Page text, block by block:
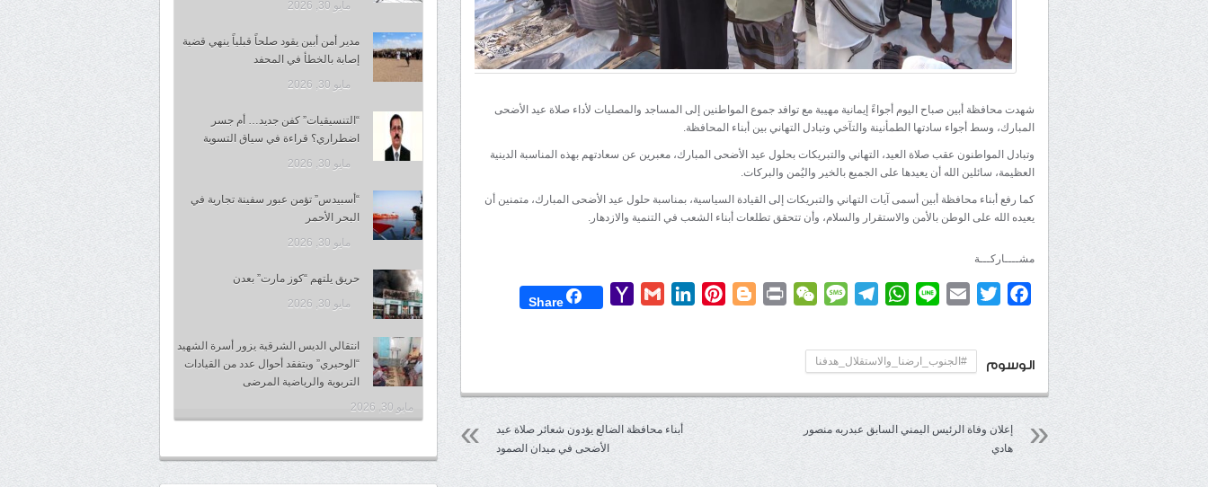
شهدت محافظة أبين صباح اليوم أجواءً إيمانية مهيبة مع توافد جموع المواطنين إلى المساجد والمصليات لأداء صلاة عيد الأضحى
المبارك، وسط أجواء سادتها الطمأنينة والتآخي وتبادل التهاني بين أبناء المحافظة.
وتبادل المواطنون عقب صلاة العيد، التهاني والتبريكات بحلول عيد الأضحى المبارك، معبرين عن سعادتهم بهذه المناسبة الدينية
العظيمة، سائلين الله أن يعيدها على الجميع بالخير واليُمن والبركات.
كما رفع أبناء محافظة أبين أسمى آيات التهاني والتبريكات إلى القيادة السياسية، بمناسبة حلول عيد الأضحى المبارك، متمنين أن
يعيده الله على الوطن بالأمن والاستقرار والسلام، وأن تتحقق تطلعات أبناء الشعب في التنمية والازدهار.
مشــــاركـــة
Facebook
Twitter
Email
Line
WhatsApp
Telegram
Message
WeChat
Print
Blogger
Pinterest
LinkedIn
Gmail
Yahoo
Share
الوسوم #الجنوب_ارضنا_والاستقلال_هدفنا
أبناء محافظة الضالع يؤدون شعائر صلاة عيد
الأضحى في ميدان الصمود
إعلان وفاة الرئيس اليمني السابق عبدربه منصور
هادي
مايو 30, 2026
مدير أمن أبين يقود صلحاً قبلياً ينهي قضية
إصابة بالخطأ في المحفد
مايو 30, 2026
“التنسيقيات” كفن جديد… أم جسر
اضطراري؟ قراءة في سياق التسوية
مايو 30, 2026
“أسبيدس” تؤمن عبور سفينة تجارية في
البحر الأحمر
مايو 30, 2026
حريق يلتهم “كوز مارت” بعدن
مايو 30, 2026
انتقالي الديس الشرقية يزور أسرة الشهيد
“الوحيري” ويتفقد أحوال عدد من القيادات
التربوية والرياضية المرضى
مايو 30, 2026